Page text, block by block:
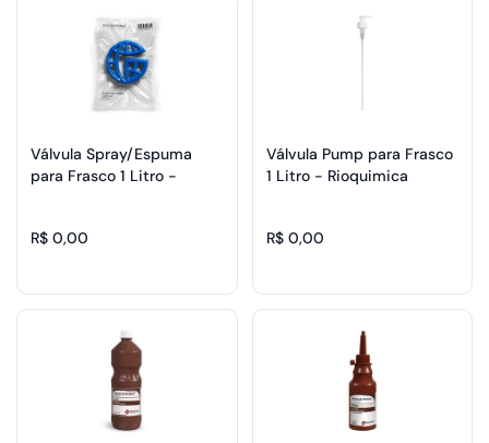
Válvula Spray/Espuma
para Frasco 1 Litro -
R$ 0,00
Válvula Pump para Frasco
1 Litro - Rioquimica
R$ 0,00